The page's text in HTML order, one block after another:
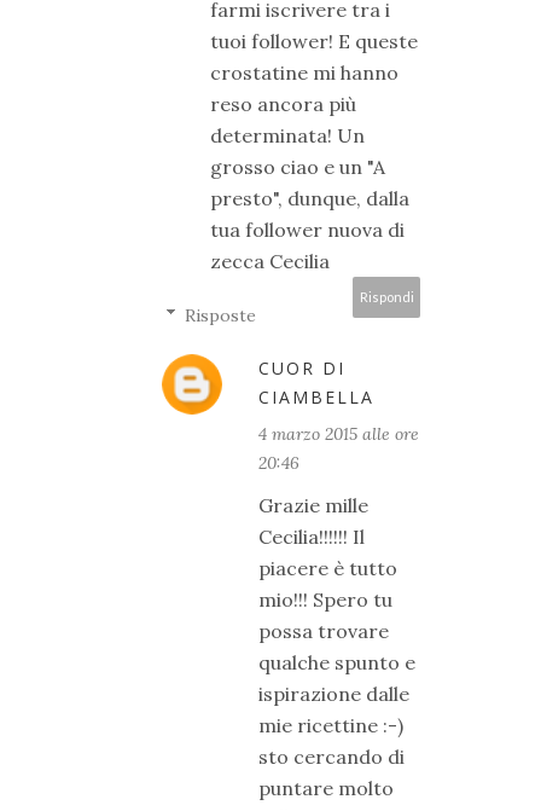
farmi iscrivere tra i
tuoi follower! E queste
crostatine mi hanno
reso ancora più
determinata! Un
grosso ciao e un "A
presto", dunque, dalla
tua follower nuova di
zecca Cecilia
Rispondi
Risposte
CUOR DI
CIAMBELLA
4 marzo 2015 alle ore
20:46
Grazie mille
Cecilia!!!!!! Il
piacere è tutto
mio!!! Spero tu
possa trovare
qualche spunto e
ispirazione dalle
mie ricettine :-)
sto cercando di
puntare molto